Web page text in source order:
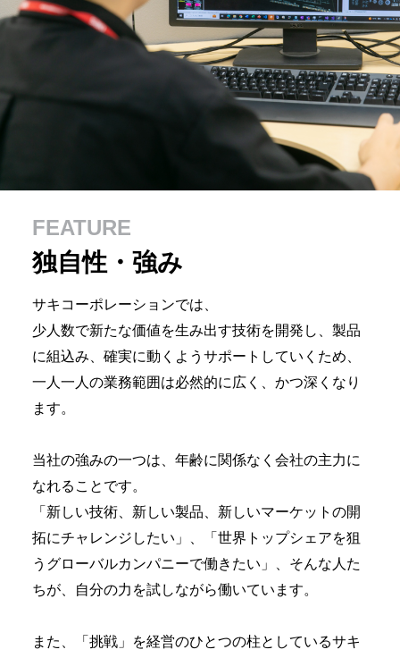
FEATURE
独自性・強み
サキコーポレーションでは、
少人数で新たな価値を生み出す技術を開発し、 製品
に組込み、確実に動くようサポートしていくため、
一人一人の業務範囲は必然的に広く、かつ深くなり
ます。
当社の強みの一つは、 年齢に関係なく会社の主力に
なれることです。
「新しい技術、新しい製品、新しいマーケットの開
拓にチャレンジしたい」、
「世界トップシェアを狙
うグローバルカンパニーで働きたい」、 そんな人た
ちが、自分の力を試しながら働いています。
また、「挑戦」を経営のひとつの柱としているサキ